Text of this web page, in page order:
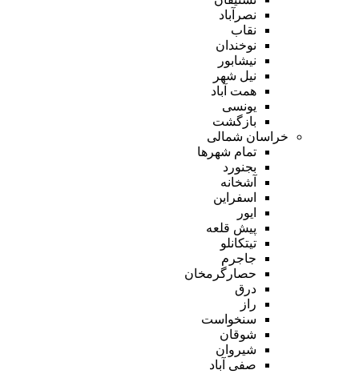
نصرآباد
نقاب
نوخندان
نیشابور
نیل شهر
همت آباد
یونسی
بازگشت
خراسان شمالی
تمام شهر‌ها
بجنورد
آشخانه
اسفراین
ایور
پیش قلعه
تیتکانلو
جاجرم
حصارگرمخان
درق
راز
سنخواست
شوقان
شیروان
صفی آباد